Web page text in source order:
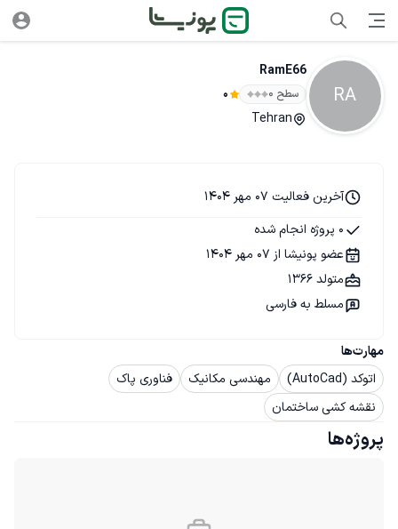
RA
RamE66
سطح ۰ 0
Tehran
مهارت‌ها
اتوکد (AutoCad)
مهندسی مکانیک
فناوری پاک
نقشه کشی ساختمان
آخرین فعالیت 07 مهر 1404
0 پروژه انجام شده
عضو پونیشا از 07 مهر 1404
متولد 1366
مسلط به فارسی
پروژه‌ها